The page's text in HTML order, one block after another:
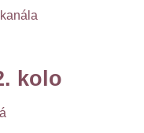
kolo